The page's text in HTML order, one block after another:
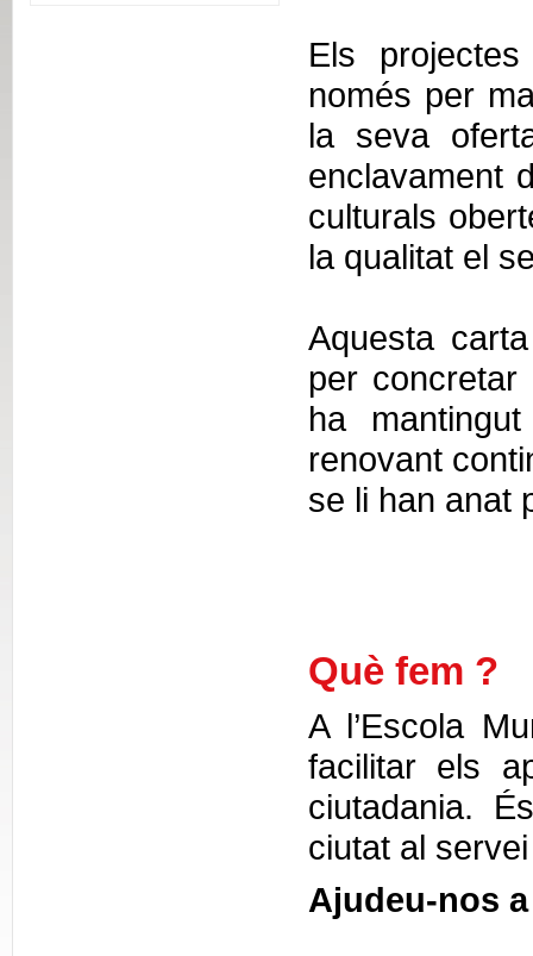
Els
només per
la seva
enclavament
culturals
la qualitat el
Aquesta
per concretar
ha
renovant
se li han anat
Què fem ?
A l’Escola
facilitar els
ciutadania.
ciutat al
Ajudeu-nos